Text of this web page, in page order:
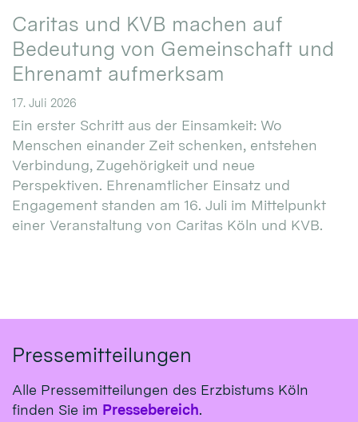
Caritas und KVB machen auf
Bedeutung von Gemeinschaft und
Ehrenamt aufmerksam
17. Juli 2026
Ein erster Schritt aus der Einsamkeit: Wo
Menschen einander Zeit schenken, entstehen
Verbindung, Zugehörigkeit und neue
Perspektiven. Ehrenamtlicher Einsatz und
Engagement standen am 16. Juli im Mittelpunkt
einer Veranstaltung von Caritas Köln und KVB.
Pressemitteilungen
Alle Pressemitteilungen des Erzbistums Köln
finden Sie im Pressebereich.